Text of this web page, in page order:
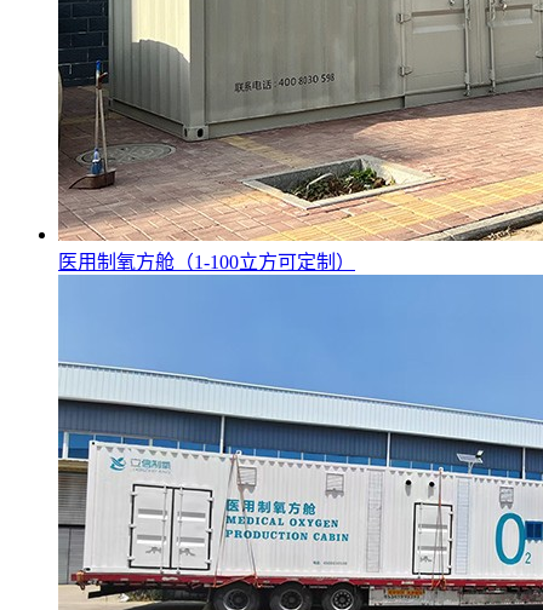
医用制氧方舱（1-100立方可定制）